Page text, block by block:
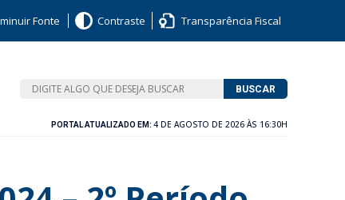
Fonte Contraste Transparência Fiscal
BUSCAR
PORTAL ATUALIZADO EM: 4 DE AGOSTO DE 2026 ÀS 16:30H